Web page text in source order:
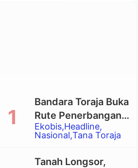
Ekobis Headline
Nasional Tana Toraja
Bandara Toraja Buka
Rute Penerbangan
Langsung Toraja-
Balikpapan
Tanah Longsor,